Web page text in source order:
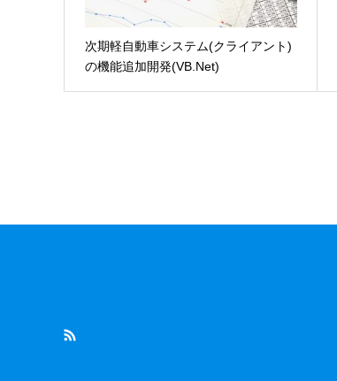
次期軽自動車システム(クライアント)
の機能追加開発(VB.Net)